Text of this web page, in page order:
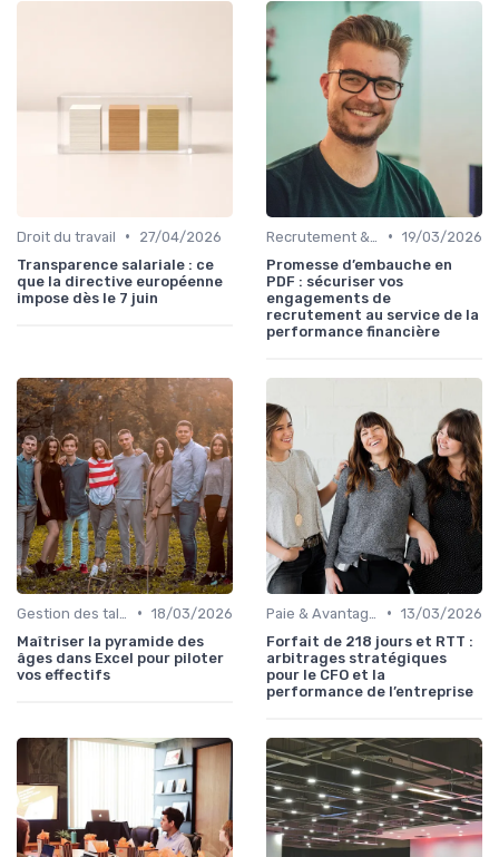
Droit du travail •
27/04/2026
Transparence salariale : ce
que la directive européenne
impose dès le 7 juin
• 19/03/2026
Promesse d’embauche en
PDF : sécuriser vos
engagements de
recrutement au service de la
performance financière
• 18/03/2026
Maîtriser la pyramide des
âges dans Excel pour piloter
vos effectifs
• 13/03/2026
Forfait de 218 jours et RTT :
arbitrages stratégiques
pour le CFO et la
performance de l’entreprise